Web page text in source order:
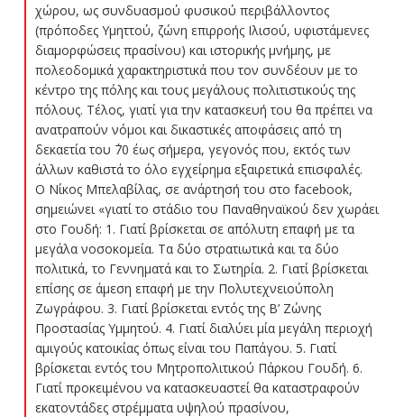
χώρου, ως συνδυασμού φυσικού περιβάλλοντος
(πρόποδες Υμηττού, ζώνη επιρροής Ιλισού, υφιστάμενες
διαμορφώσεις πρασίνου) και ιστορικής μνήμης, με
πολεοδομικά χαρακτηριστικά που τον συνδέουν με το
κέντρο της πόλης και τους μεγάλους πολιτιστικούς της
πόλους. Τέλος, γιατί για την κατασκευή του θα πρέπει να
ανατραπούν νόμοι και δικαστικές αποφάσεις από τη
δεκαετία του ΄70 έως σήμερα, γεγονός που, εκτός των
άλλων καθιστά το όλο εγχείρημα εξαιρετικά επισφαλές.
Ο Νίκος Μπελαβίλας, σε ανάρτησή του στο facebook,
σημειώνει «γιατί το στάδιο του Παναθηναϊκού δεν χωράει
στο Γουδή: 1. Γιατί βρίσκεται σε απόλυτη επαφή με τα
μεγάλα νοσοκομεία. Τα δύο στρατιωτικά και τα δύο
πολιτικά, το Γεννηματά και το Σωτηρία. 2. Γιατί βρίσκεται
επίσης σε άμεση επαφή με την Πολυτεχνειούπολη
Ζωγράφου. 3. Γιατί βρίσκεται εντός της Β’ Ζώνης
Προστασίας Υμμητού. 4. Γιατί διαλύει μία μεγάλη περιοχή
αμιγούς κατοικίας όπως είναι του Παπάγου. 5. Γιατί
βρίσκεται εντός του Μητροπολιτικού Πάρκου Γουδή. 6.
Γιατί προκειμένου να κατασκευαστεί θα καταστραφούν
εκατοντάδες στρέμματα υψηλού πρασίνου,